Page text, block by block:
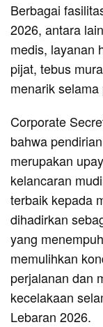
Berbagai
2026, antara
medis, layanan
pijat, tebus
menarik
Corporate
bahwa
merupakan
kelancaran
terbaik kepada
dihadirkan
yang
memulihkan
perjalanan dan
kecelakaan
Lebaran 2026.